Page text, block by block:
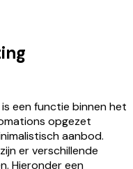
een functie binnen het
opgezet
aanbod.
er verschillende
Hieronder een